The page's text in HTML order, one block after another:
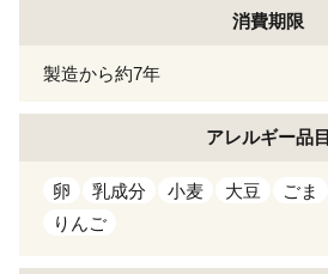
消費期限
製造から約7年
アレルギー品目
卵 乳成分 小麦 大豆 ごま
りんご